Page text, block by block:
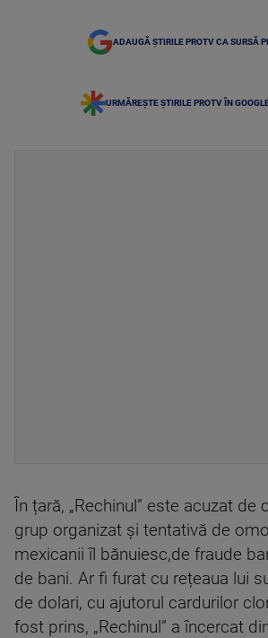
ADAUGĂ ȘTIRILE PROTV CA SURSĂ
URMĂREȘTE ȘTIRILE PROTV ÎN
În țară, „Rechinul” este acuzat de
grup organizat și tentativă de
mexicanii îl bănuiesc,de fraude
de bani. Ar fi furat cu rețeaua lui
de dolari, cu ajutorul cardurilor
fost prins, „Rechinul” a încercat